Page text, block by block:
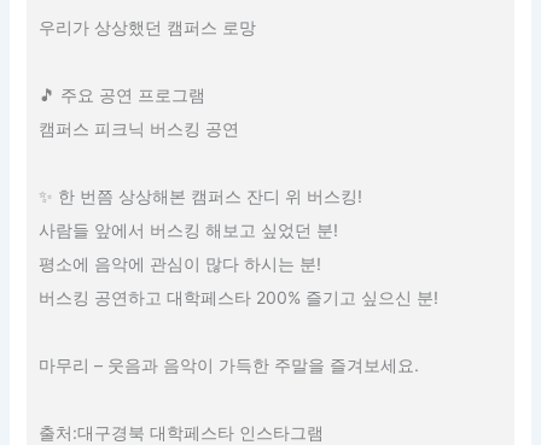
우리가 상상했던 캠퍼스 로망
🎵 주요 공연 프로그램
캠퍼스 피크닉 버스킹 공연
✨ 한 번쯤 상상해본 캠퍼스 잔디 위 버스킹!
사람들 앞에서 버스킹 해보고 싶었던 분!
평소에 음악에 관심이 많다 하시는 분!
버스킹 공연하고 대학페스타 200% 즐기고 싶으신 분!
마무리 – 웃음과 음악이 가득한 주말을 즐겨보세요.
출처:대구경북 대학페스타 인스타그램